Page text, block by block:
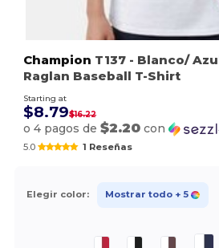
Champion T137 - Blanco/
Raglan Baseball T-Shirt
Starting at
$8.79$16.22
o 4 pagos de$2.20 con
5.0 1 Reseñas
Elegir color: Mostrar todo + 5